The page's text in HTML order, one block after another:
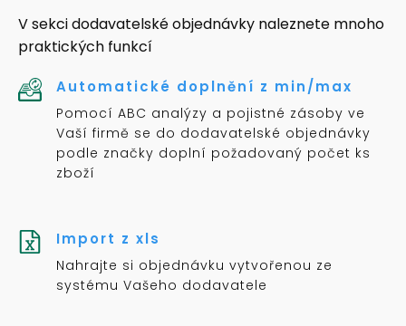
V sekci dodavatelské objednávky naleznete mnoho
praktických funkcí
Automatické doplnění z min/max
Pomocí ABC analýzy a pojistné zásoby ve
Vaší firmě se do dodavatelské objednávky
podle značky doplní požadovaný počet ks
zboží
Import z xls
Nahrajte si objednávku vytvořenou ze
systému Vašeho dodavatele